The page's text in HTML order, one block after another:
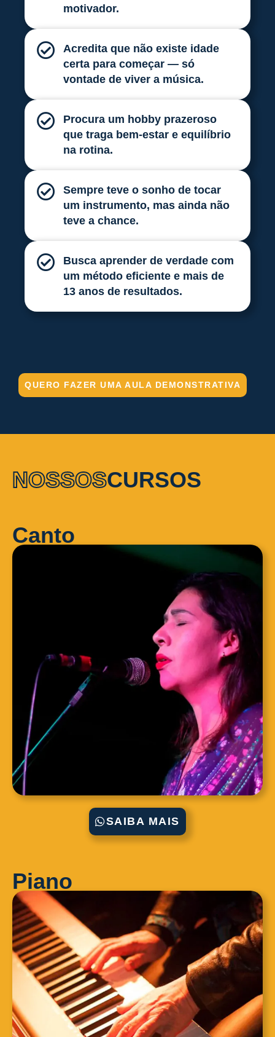
motivador.
Acredita que não existe idade
certa para começar — só
vontade de viver a música.
Procura um hobby prazeroso
que traga bem-estar e equilíbrio
na rotina.
Sempre teve o sonho de tocar
um instrumento, mas ainda não
teve a chance.
Busca aprender de verdade com
um método eficiente e mais de
13 anos de resultados.
QUERO FAZER UMA AULA DEMONSTRATIVA
NOSSOSCURSOS
Canto
SAIBA MAIS
Piano